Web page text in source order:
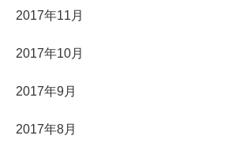
2017年11月
2017年10月
2017年9月
2017年8月